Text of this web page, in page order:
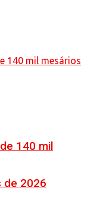
140 mil
de 2026